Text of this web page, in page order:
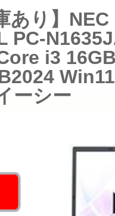
あり】
PC-
i3
ーシー